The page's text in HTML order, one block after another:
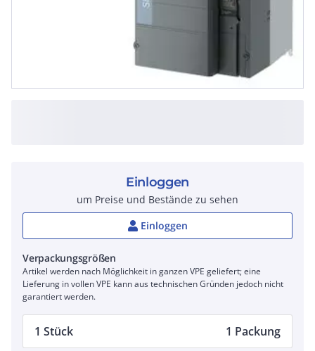
Einloggen
um Preise und Bestände zu sehen
Einloggen
Verpackungsgrößen
Artikel werden nach Möglichkeit in ganzen VPE geliefert; eine
Lieferung in vollen VPE kann aus technischen Gründen jedoch nicht
garantiert werden.
1 Stück 1 Packung